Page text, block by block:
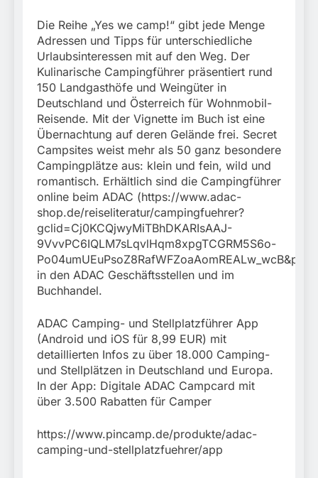
Die Reihe „Yes we camp!“ gibt jede Menge
Adressen und Tipps für unterschiedliche
Urlaubsinteressen mit auf den Weg. Der
Kulinarische Campingführer präsentiert rund
150 Landgasthöfe und Weingüter in
Deutschland und Österreich für Wohnmobil-
Reisende. Mit der Vignette im Buch ist eine
Übernachtung auf deren Gelände frei. Secret
Campsites weist mehr als 50 ganz besondere
Campingplätze aus: klein und fein, wild und
romantisch. Erhältlich sind die Campingführer
online beim ADAC (https://www.adac-
shop.de/reiseliteratur/campingfuehrer?
gclid=Cj0KCQjwyMiTBhDKARIsAAJ-
9VvvPC6IQLM7sLqvlHqm8xpgTCGRM5S6o-
Po04umUEuPsoZ8RafWFZoaAomREALw_wcB&p=1),
in den ADAC Geschäftsstellen und im
Buchhandel.
ADAC Camping- und Stellplatzführer App
(Android und iOS für 8,99 EUR) mit
detaillierten Infos zu über 18.000 Camping-
und Stellplätzen in Deutschland und Europa.
In der App: Digitale ADAC Campcard mit
über 3.500 Rabatten für Camper
https://www.pincamp.de/produkte/adac-
camping-und-stellplatzfuehrer/app